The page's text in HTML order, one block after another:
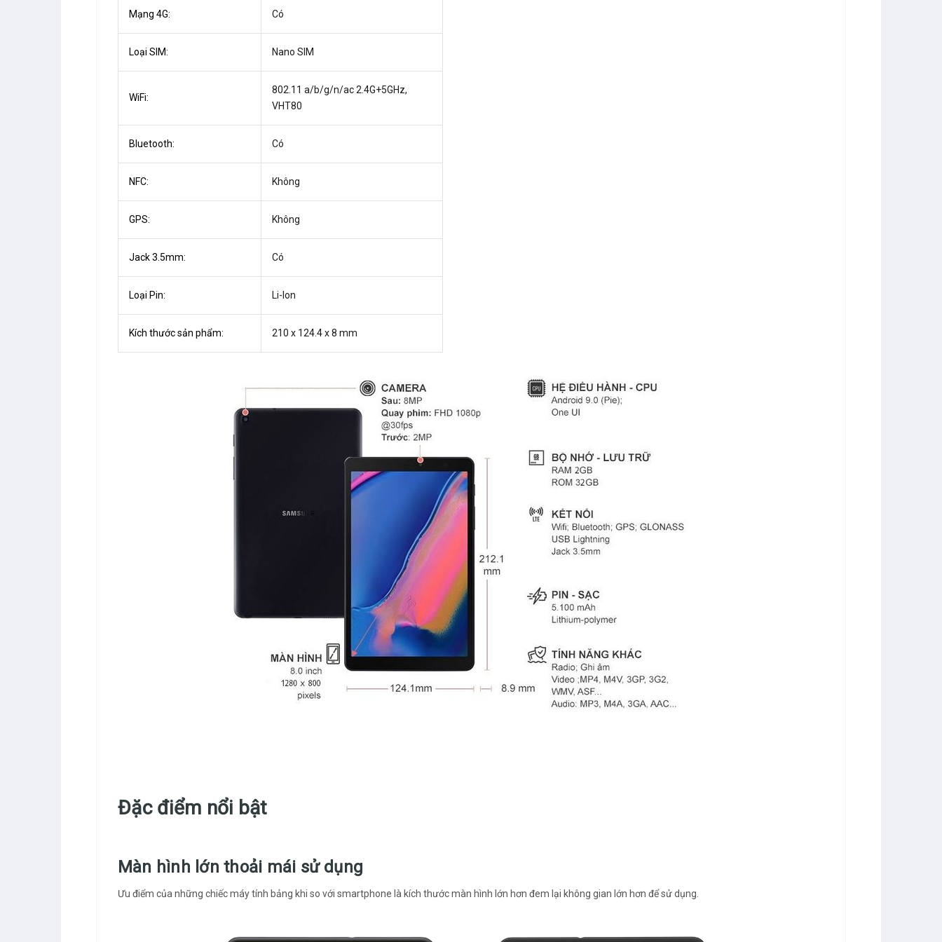
Mạng 4G: Có
Loại SIM: Nano SIM
WiFi:
802.11 a/b/g/n/ac 2.4G+5GHz,
VHT80
Bluetooth: Có
NFC: Không
GPS: Không
Jack 3.5mm: Có
Loại Pin: Li-Ion
Kích thước sản phẩm: 210 x 124.4 x 8 mm
Đặc điểm nổi bật
Màn hình lớn thoải mái sử dụng
Ưu điểm của những chiếc máy tính bảng khi so với smartphone là kích thước màn hình lớn hơn đem lại không gian lớn hơn để sử dụng.